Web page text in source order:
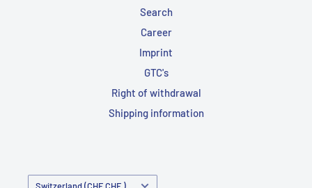
Search
Career
Imprint
GTC's
Right of withdrawal
Shipping information
Country/Region